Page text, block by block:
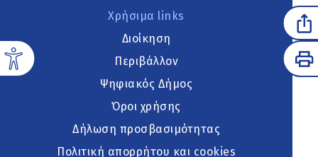
Χρήσιμα links
Διοίκηση
Περιβάλλον
Ψηφιακός Δήμος
Όροι χρήσης
Δήλωση προσβασιμότητας
Πολιτική απορρήτου και cookies